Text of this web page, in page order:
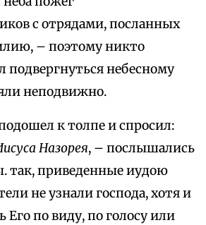
с отрядами, посланных
– поэтому никто
подвергнуться небесному
неподвижно.
к толпе и спросил:
Назорея, – послышались
так, приведенные иудою
не узнали господа, хотя и
Его по виду, по голосу или